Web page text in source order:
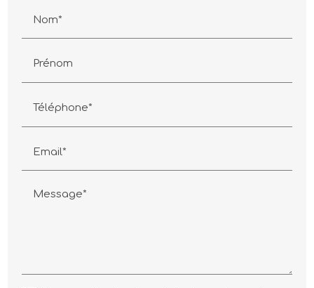
Nom*
Prénom
Téléphone*
Email*
Message*